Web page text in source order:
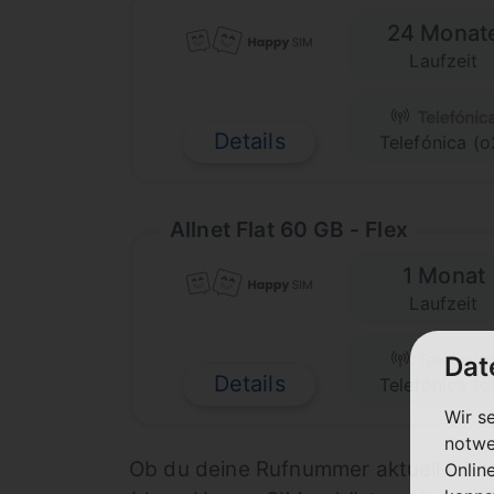
Details
24
Laufzeit
Telefónica
Allnet Flat 60 GB - Flex
Details
1 Monat
Laufzeit
Telefónica
Ob du deine Rufnummer aktuell
Wir